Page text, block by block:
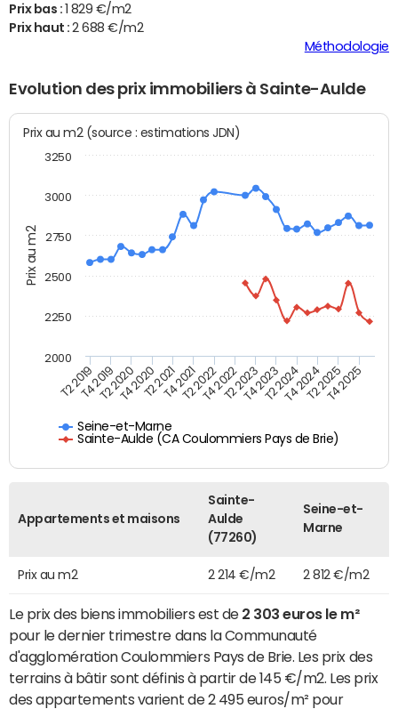
Prix bas :
1 829 €/m2
Prix haut :2 688 €/m2
Méthodologie
Evolution des prix immobiliers à Sainte-Aulde
Prix au m2
Prix au m2 (source : estimations JDN)
Seine-et-Marne
Sainte-Aulde (CA Coulommiers Pays de Brie)
T2 2019T4 2019T2 2020T4 2020T2 2021T4 2021T2 2022T4 2022T2 2023T4 2023T2 2024T4 2024T2 2025T4 2025
2000
2250
2500
2750
3000
3250
Appartements et maisons
Sainte-
Aulde
(77260)
Seine-et-
Marne
Prix au m2 2 214 €/m2 2 812 €/m2
Le prix des biens immobiliers est de 2 303 euros le m²
pour le dernier trimestre dans la Communauté
d'agglomération Coulommiers Pays de Brie. Les prix des
terrains à bâtir sont définis à partir de 145 €/m2. Les prix
des appartements varient de 2 495 euros/m² pour